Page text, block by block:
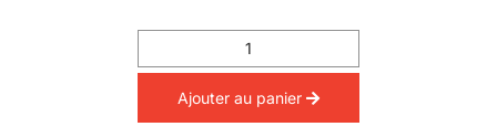
Ajouter au panier